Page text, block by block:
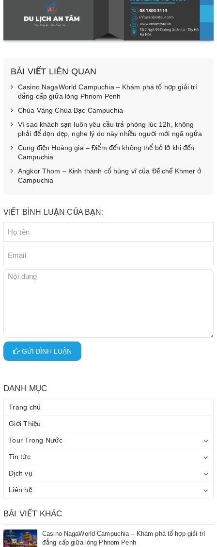
BÀI VIẾT LIÊN QUAN
Casino NagaWorld Campuchia – Khám phá tổ hợp giải trí
đẳng cấp giữa lòng Phnom Penh
Chùa Vàng Chùa Bạc Campuchia
Vì sao khách sạn luôn yêu cầu trả phòng lúc 12h, không
phải để dọn dẹp, nghe lý do này nhiều người mới ngã ngửa
Cung điện Hoàng gia – Điểm đến không thể bỏ lỡ khi đến
Campuchia
Angkor Thom – Kinh thành cổ hùng vĩ của Đế chế Khmer ở
Campuchia
VIẾT BÌNH LUẬN CỦA BẠN:
GỬI BÌNH LUẬN
DANH MỤC
Trang chủ
Giới Thiệu
Tour Trong Nước
Tin tức
Dịch vụ
Liên hệ
BÀI VIẾT KHÁC
Casino NagaWorld Campuchia – Khám phá tổ hợp giải trí
đẳng cấp giữa lòng Phnom Penh